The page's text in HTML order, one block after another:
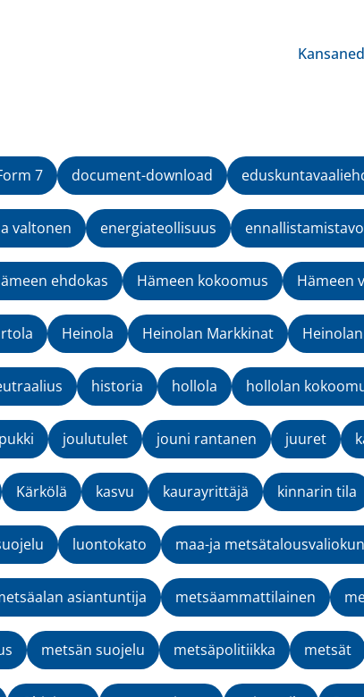
7 document-download
valtonen energiateollisuus
ehdokas Hämeen kokoomus Hämeen
Heinola Heinolan Markkinat
historia hollola hollolan
joulutulet jouni rantanen juuret
Kärkölä kasvu kaurayrittäjä kinnarin tila
luontokato maa-ja
asiantuntija metsäammattilainen
metsän suojelu metsäpolitiikka metsät